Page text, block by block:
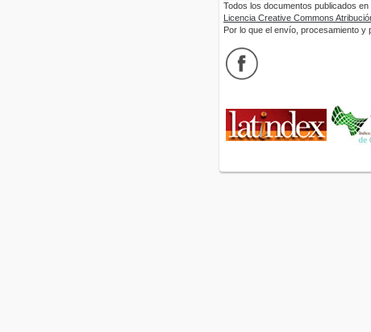
Todos los documentos publicados
Licencia Creative Commons
Por lo que el envío, procesamiento y